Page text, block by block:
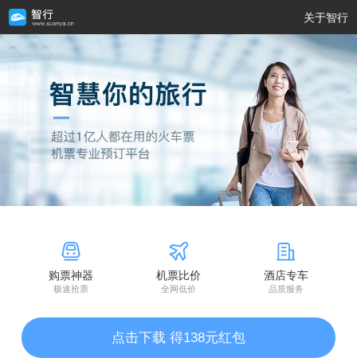
关于智行
购票神器
极速抢票
机票比价
全网低价
酒店专车
品质服务
点击下载 得138元红包